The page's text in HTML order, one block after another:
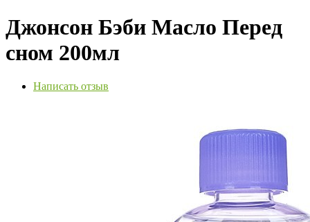
Джонсон Бэби Масло Перед
сном 200мл
Написать отзыв